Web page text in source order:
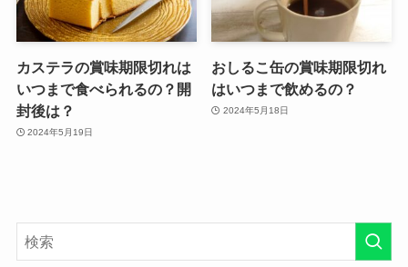
カステラの賞味期限切れは
いつまで食べられるの？開
封後は？
2024年5月19日
おしるこ缶の賞味期限切れ
はいつまで飲めるの？
2024年5月18日